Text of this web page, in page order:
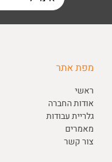
מפת אתר
ראשי
אודות החברה
גלריית עבודות
מאמרים
צור קשר